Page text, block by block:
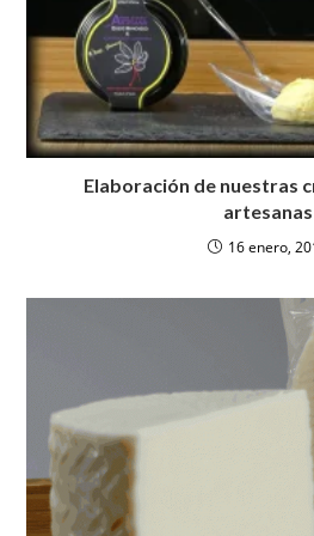
Elaboración de nuestras
artesanas
16 enero,